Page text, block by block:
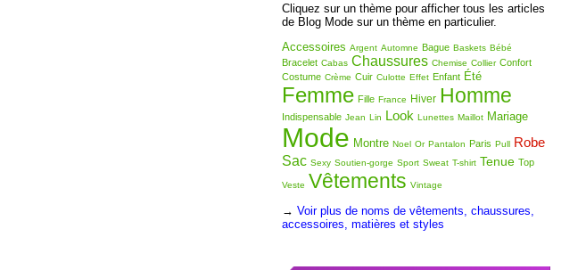
Cliquez sur un thème pour afficher tous les articles
de Blog Mode sur un thème en particulier.
Accessoires Argent Automne Bague Baskets Bébé
Bracelet Cabas Chaussures Chemise Collier Confort
Costume Crème Cuir Culotte Effet Enfant Été
Femme Fille France Hiver Homme
Indispensable Jean Lin Look Lunettes Maillot Mariage
Mode Montre Noel Or Pantalon Paris Pull Robe
Sac Sexy Soutien-gorge Sport Sweat T-shirt Tenue Top
Veste Vêtements Vintage
→ Voir plus de noms de vêtements, chaussures,
accessoires, matières et styles